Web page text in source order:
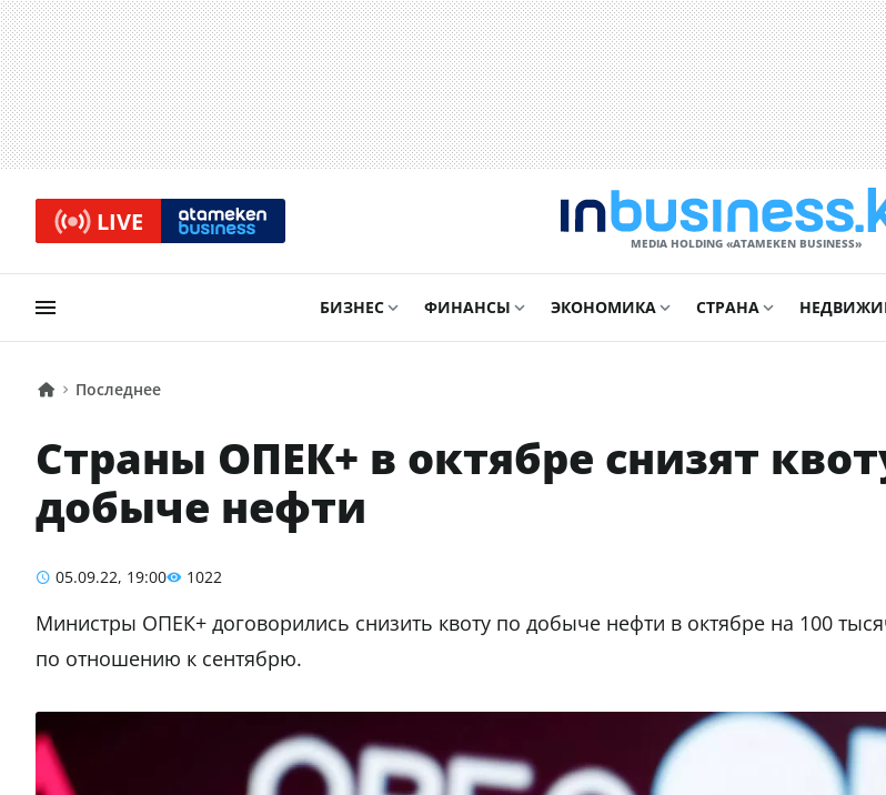
LIVE
MEDIA HOLDING «ATAMEKЕN BUSINESS»
БИЗНЕС ФИНАНСЫ ЭКОНОМИКА СТРАНА
Последнее
Страны ОПЕК+ в октябре снизят
добыче нефти
05.09.22, 19:00 1022
Министры ОПЕК+ договорились снизить квоту по добыче нефти в октябре на 100
по отношению к сентябрю.